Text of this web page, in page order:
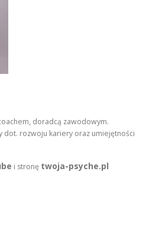
doradcą zawodowym.
dot. rozwoju kariery oraz umiejętności
i stronę twoja-psyche.pl